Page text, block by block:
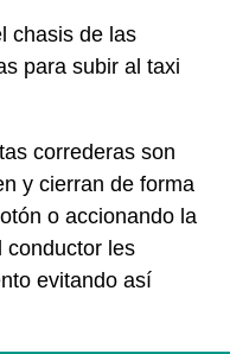
chasis de las
para subir al taxi
correderas son
y cierran de forma
o accionando la
conductor les
evitando así